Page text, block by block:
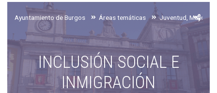
Ayuntamiento de Burgos Áreas temáticas
INCLUSIÓN SOCIAL E
INMIGRACIÓN